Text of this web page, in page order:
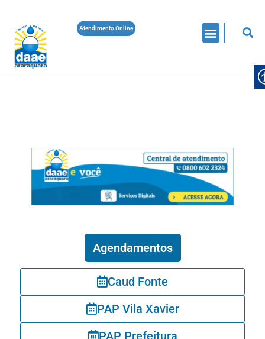
Atendimento Online
DÍVIDA ATIVA NEGOCIA DAAE ARARAQUARA
NEGOCIA DAAE ARARAQUARA RECEBE
PROPOSTAS A PARTIR DE SEGUNDA
Agendamentos
Caud Fonte
PAP Vila Xavier